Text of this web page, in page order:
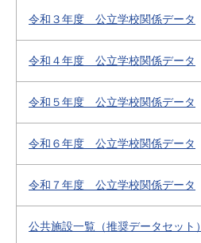
令和３年度 公立学校関係データ
令和４年度 公立学校関係データ
令和５年度 公立学校関係データ
令和６年度 公立学校関係データ
令和７年度 公立学校関係データ
公共施設一覧（推奨データセット）